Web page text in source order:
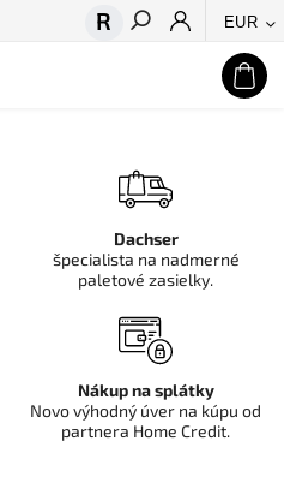
EUR
Hľadať
Dachser
špecialista na nadmerné
paletové zasielky.
Nákup na splátky
Novo výhodný úver na kúpu od
partnera Home Credit.